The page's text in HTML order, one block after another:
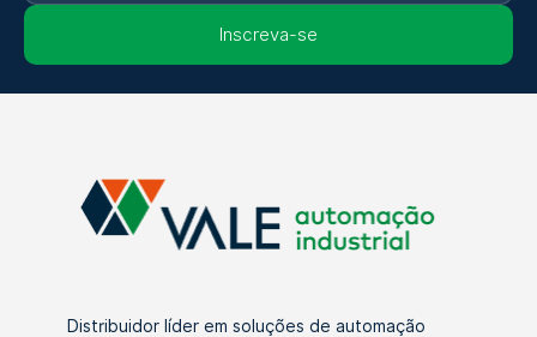
Inscreva-se
Distribuidor líder em soluções de automação